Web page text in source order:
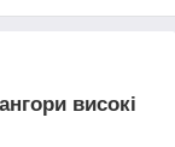
високі